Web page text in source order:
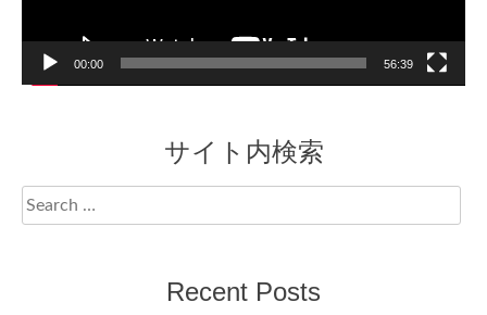
00:00 56:39
サイト内検索
Search
for:
Recent Posts